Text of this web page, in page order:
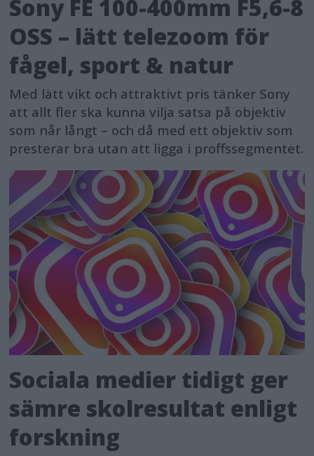
Sony FE 100-400mm F5,6-8
OSS – lätt telezoom för
fågel, sport & natur
Med lätt vikt och attraktivt pris tänker Sony
att allt fler ska kunna vilja satsa på objektiv
som når långt – och då med ett objektiv som
presterar bra utan att ligga i proffssegmentet.
Sociala medier tidigt ger
sämre skolresultat enligt
forskning